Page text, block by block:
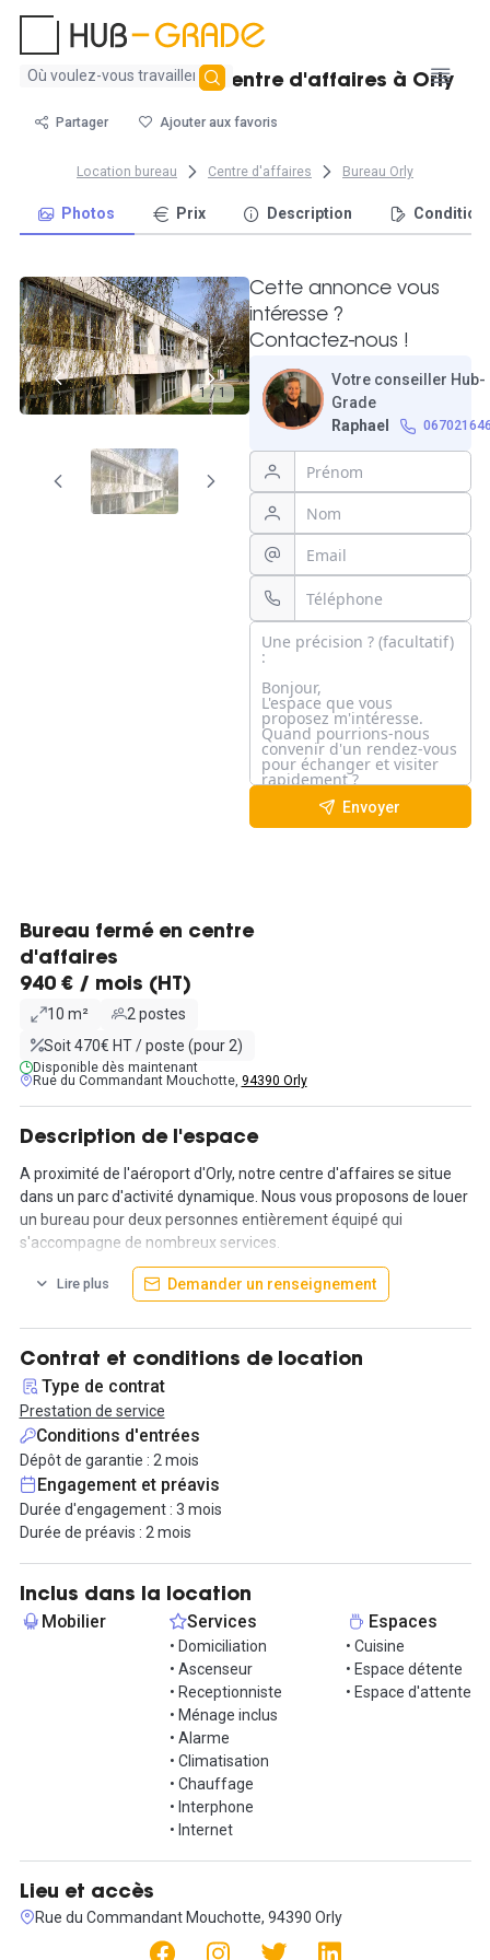
Aucun
trouvé
Bureau double en centre d'affaires à Orly
Partager Ajouter aux favoris
Location bureau Centre d'affaires Bureau Orly
Photos Prix Description
1 / 1
Cette annonce vous
intéresse ?
Contactez-nous !
Votre conseiller Hub-
Grade
Raphael
Envoyer
Bureau fermé en centre
d'affaires
940 € / mois (HT)
10 m²
2 postes
Soit 470€ HT / poste (pour 2)
Disponible dès maintenant
Rue du Commandant Mouchotte, 94390 Orly
Description de l'espace
A proximité de l'aéroport d'Orly, notre centre d'affaires se situe
dans un parc d'activité dynamique. Nous vous proposons de louer
un bureau pour deux personnes entièrement équipé qui
s'accompagne de nombreux services.
Notre centre profite également de très bonnes liaisons de
accueille de nombreuses sociétés de la logistique et de la
distribution.
Ce tarif est non contractuel et fourni à titre indicatif.
Lire plus Demander un renseignement
Contrat et conditions de location
Type de contrat
Prestation de service
Conditions d'entrées
Dépôt de garantie : 2 mois
Engagement et préavis
Durée d'engagement : 3 mois
Durée de préavis : 2 mois
Inclus dans la location
Mobilier Services
• Domiciliation
• Ascenseur
• Receptionniste
• Ménage inclus
• Alarme
• Climatisation
• Chauffage
• Interphone
• Internet
Espaces
• Cuisine
• Espace détente
• Espace d'attente
Lieu et accès
Rue du Commandant Mouchotte, 94390 Orly